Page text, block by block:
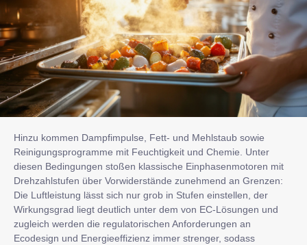
Hinzu kommen Dampfimpulse, Fett- und Mehlstaub sowie
Reinigungsprogramme mit Feuchtigkeit und Chemie. Unter
diesen Bedingungen stoßen klassische Einphasenmotoren mit
Drehzahlstufen über Vorwiderstände zunehmend an Grenzen:
Die Luftleistung lässt sich nur grob in Stufen einstellen, der
Wirkungsgrad liegt deutlich unter dem von EC-Lösungen und
zugleich werden die regulatorischen Anforderungen an
Ecodesign und Energieeffizienz immer strenger, sodass